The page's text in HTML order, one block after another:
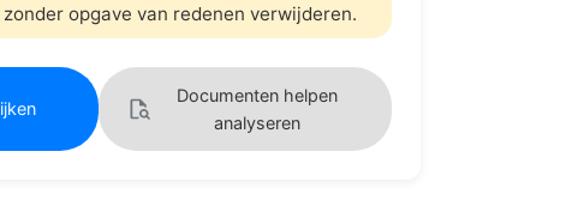
opgave van redenen verwijderen.
Documenten helpen
analyseren